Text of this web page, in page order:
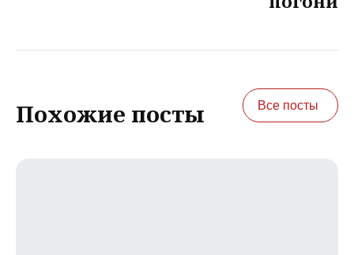
Похожие посты Все посты